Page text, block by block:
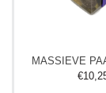
MASSIEVE
€